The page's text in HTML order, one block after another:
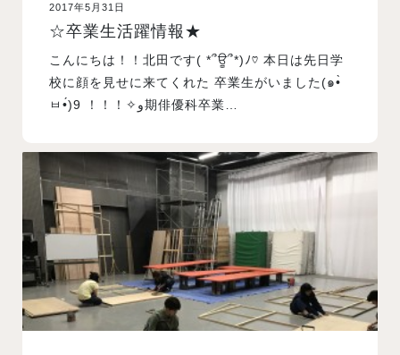
訪問者別メニュー
2017年5月31日
☆卒業生活躍情報★
こんにちは！！北田です( *՞ਊ՞*)ﾉ♡ 本日は先日学
校に顔を見せに来てくれた 卒業生がいました(๑•̀
ㅂ•́)و✧！！！ 9期俳優科卒業…